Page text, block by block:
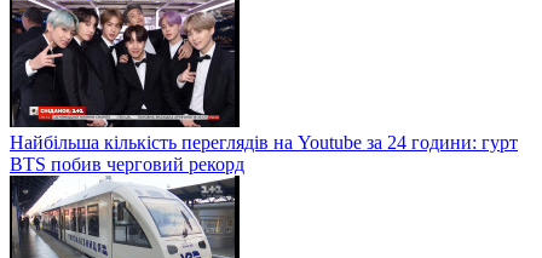
Найбільша кількість переглядів на Youtube за 24 години: гурт
BTS побив черговий рекорд